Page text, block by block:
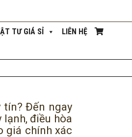
TƯ GIÁ SỈ LIÊN HỆ
tín? Đến ngay
lạnh, điều hòa
giá chính xác